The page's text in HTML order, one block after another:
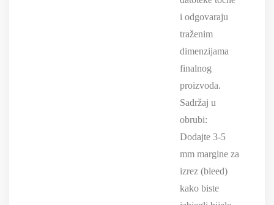
i odgovaraju
traženim
dimenzijama
finalnog
proizvoda.
Sadržaj u
obrubi:
Dodajte 3-5
mm margine za
izrez (bleed)
kako biste